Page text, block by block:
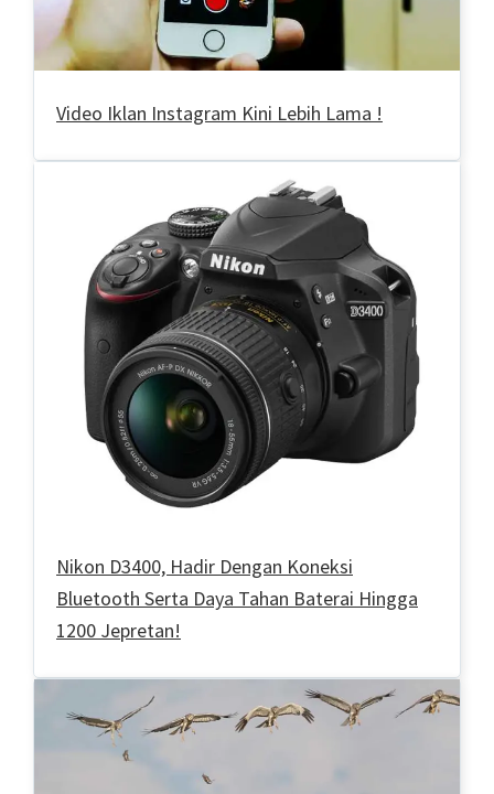
Video Iklan Instagram Kini Lebih Lama !
Nikon D3400, Hadir Dengan Koneksi
Bluetooth Serta Daya Tahan Baterai Hingga
1200 Jepretan!